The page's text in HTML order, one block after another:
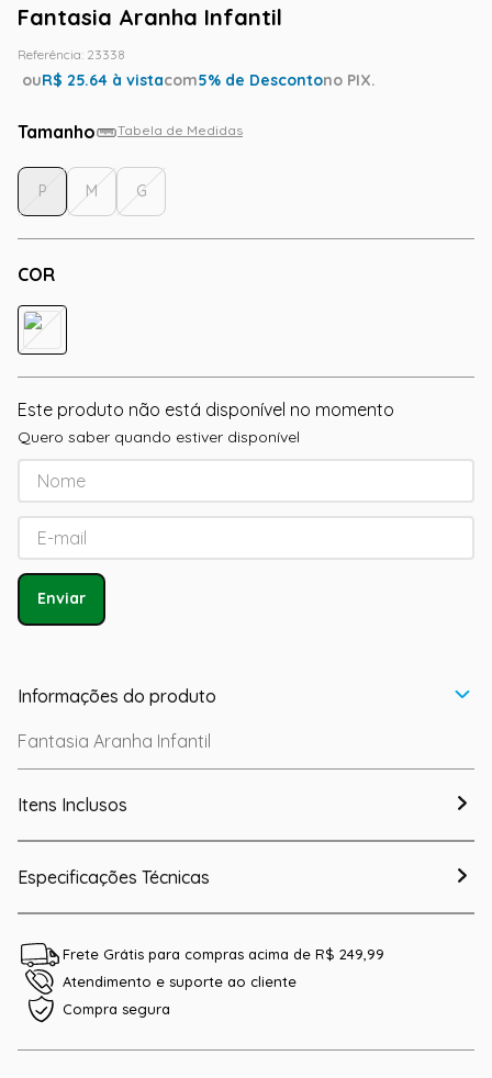
Fantasia Aranha Infantil
Referência: 23338
ouR$ 25.64 à vistacom5% de Descontono PIX.
Tamanho Tabela de Medidas
COR
P M G
Este produto não está disponível no momento
Quero saber quando estiver disponível
Enviar
Informações do produto
Fantasia Aranha Infantil
Itens Inclusos
Especificações Técnicas
Frete Grátis para compras acima de R$ 249,99
Atendimento e suporte ao cliente
Compra segura